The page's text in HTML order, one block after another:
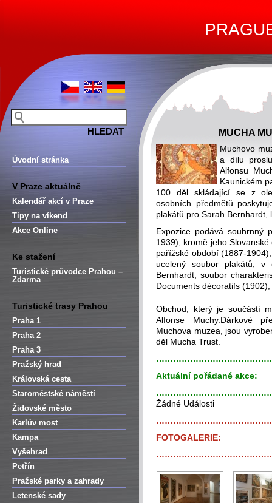
Úvodní stránka
V Praze aktuálně
Kalendář akcí v Praze
Tipy na víkend
Akce Online
Ke stažení
Turistické průvodce Prahou –
Zdarma
Turistické trasy Prahou
Praha 1
Praha 2
Praha 3
Pražský hrad
Královská cesta
Staroměstské náměstí
Židovské město
Karlův most
Kampa
Vyšehrad
Petřín
Pražské parky a zahrady
Letenské sady
MUCHA
Muchovo
a dílu
Alfonsu
Kaunickém
100 děl skládající se z
osobních předmětů
plakátů pro Sarah
Expozice podává souhrnný
1939), kromě jeho
pařížské období (1887-
ucelený soubor plakátů, v
Bernhardt, soubor
Documents décoratifs
Obchod, který je součástí
Alfonse Muchy.Dárkové
Muchova muzea, jsou
děl Mucha Trust.
Aktuální pořádané akce:
Žádné Události
FOTOGALERIE: